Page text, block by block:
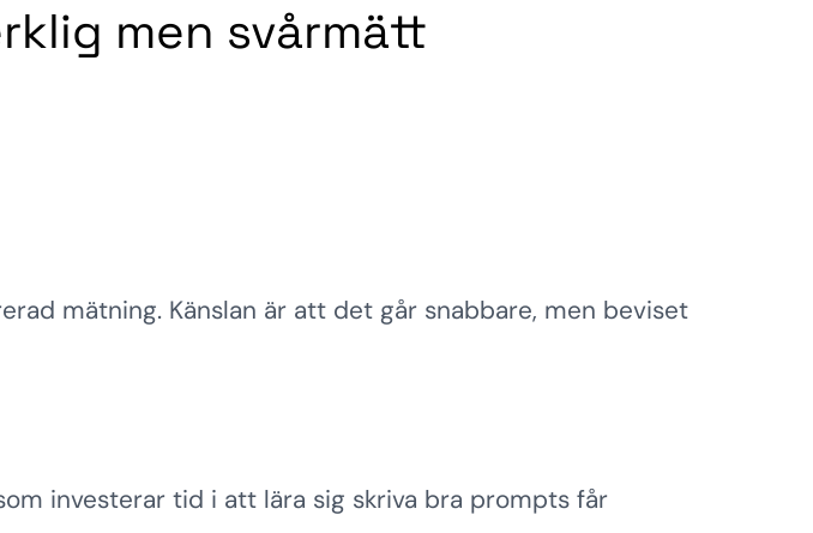
men svårmätt
mätning. Känslan är att det går snabbare, men beviset
investerar tid i att lära sig skriva bra prompts får